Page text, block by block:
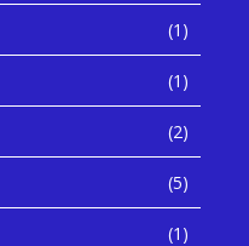
(1)
(1)
(2)
(5)
(1)